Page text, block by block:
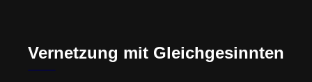
Vernetzung mit Gleichgesinnten